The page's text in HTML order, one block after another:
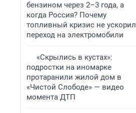
бензином через 2–3 года, а
когда Россия? Почему
топливный кризис не ускорил
переход на электромобили
«Скрылись в кустах»:
подростки на иномарке
протаранили жилой дом в
«Чистой Слободе» — видео
момента ДТП